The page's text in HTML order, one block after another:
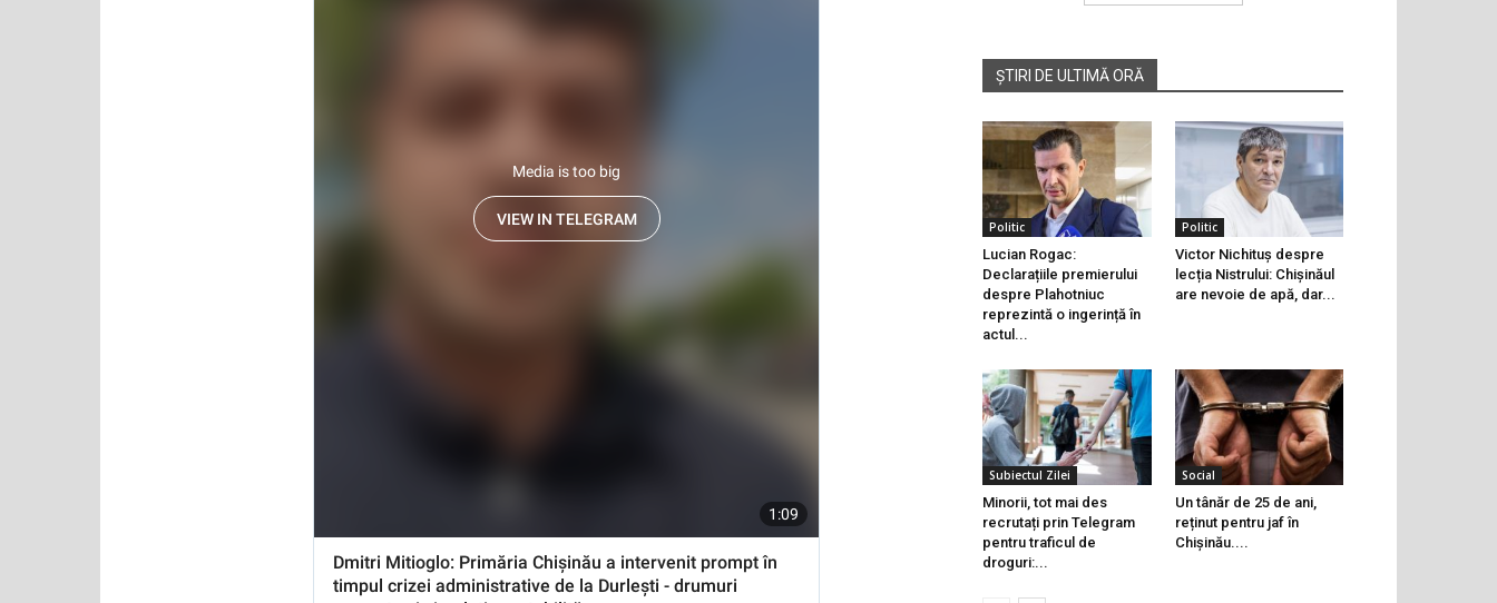
ȘTIRI DE ULTIMĂ ORĂ
Politic
Lucian Rogac:
Declarațiile premierului
despre Plahotniuc
reprezintă o ingerință în
actul...
Politic
Victor Nichituș despre
lecția Nistrului: Chișinăul
are nevoie de apă, dar...
Subiectul Zilei
Minorii, tot mai des
recrutați prin Telegram
pentru traficul de
droguri:...
Social
Un tânăr de 25 de ani,
reținut pentru jaf în
Chișinău....